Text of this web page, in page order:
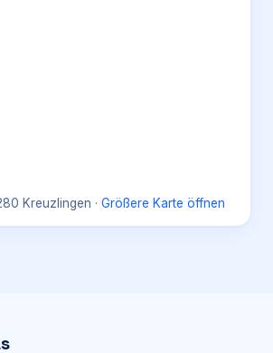
Kreuzlingen · Größere Karte öffnen